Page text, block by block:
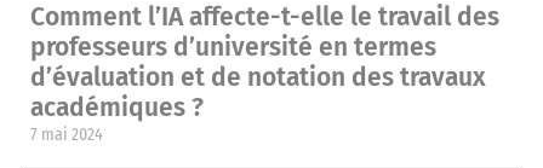
Comment l’IA affecte-t-elle le travail des
professeurs d’université en termes
d’évaluation et de notation des travaux
académiques ?
7 mai 2024